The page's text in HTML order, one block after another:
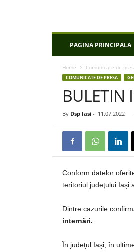
P
PAGINA PRINCIPALA
Home Comunicate de
COMUNICATE DE PRESA
BULETIN
By Dsp Iasi - 11.07.2022
Conform datelor
teritoriul judeţului Iaşi
Dintre cazurile
internări.
În judeţul Iaşi, în